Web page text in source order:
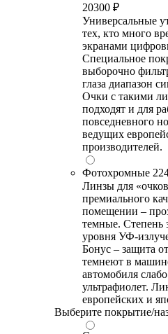
20300 ₽
Универсальные
тех, кто много
экранами
Специальное
выборочно
глаза диапазон
Очки с такими
подходят и для
повседневного
ведущих
производителей.
Фотохромные
Линзы для
премиального
помещении –
темные. Степень
уровня УФ-
Бонус – защита
темнеют в
автомобиля
ультрафиолет.
европейских и
Выберите покрытие/